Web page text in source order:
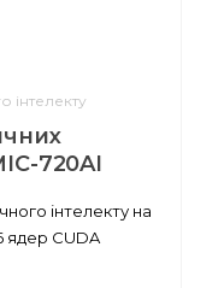
інтелекту
720AI
інтелекту на
ядер CUDA